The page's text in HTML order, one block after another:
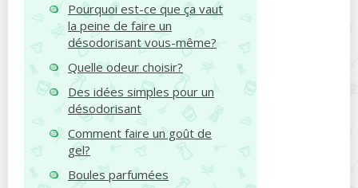
Pourquoi est-ce que ça vaut
la peine de faire un
désodorisant vous-même?
Quelle odeur choisir?
Des idées simples pour un
désodorisant
Comment faire un goût de
gel?
Boules parfumées